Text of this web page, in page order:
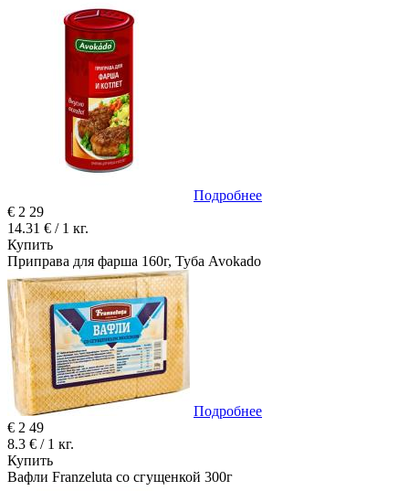
Подробнее
€ 2 29
14.31 € / 1 кг.
Купить
Приправа для фарша 160г, Туба Avokado
Подробнее
€ 2 49
8.3 € / 1 кг.
Купить
Вафли Franzeluta со сгущенкой 300г